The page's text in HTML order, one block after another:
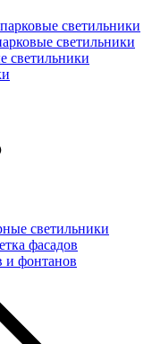
светильники
светильники
светильники
светильники
фасадов
и фонтанов